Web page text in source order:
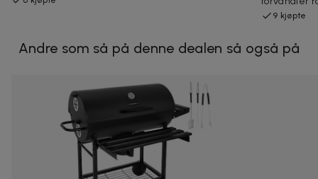
9 kjøpte
Andre som så på denne dealen så også på